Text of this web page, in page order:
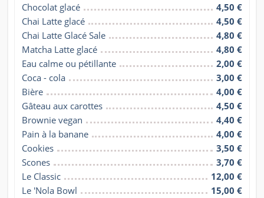
Chocolat glacé
4,50 €
Chai Latte glacé
4,50 €
Chai Latte Glacé Sale
4,80 €
Matcha Latte glacé
4,80 €
Eau calme ou pétillante
2,00 €
Coca - cola
3,00 €
Bière
4,00 €
Gâteau aux carottes
4,50 €
Brownie vegan
4,40 €
Pain à la banane
4,00 €
Cookies
3,50 €
Scones
3,70 €
Le Classic
12,00 €
Le 'Nola Bowl
15,00 €